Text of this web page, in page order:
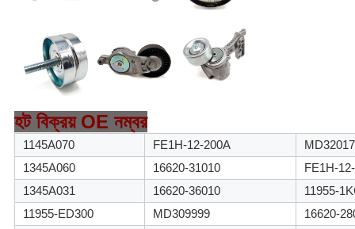
হট বিক্রয় OE নম্বর
1145A070 FE1H-12-200A
1345A060
16620-31010
FE1H-
1345A031
16620-36010
11955-
11955-ED300
MD309999
16620-